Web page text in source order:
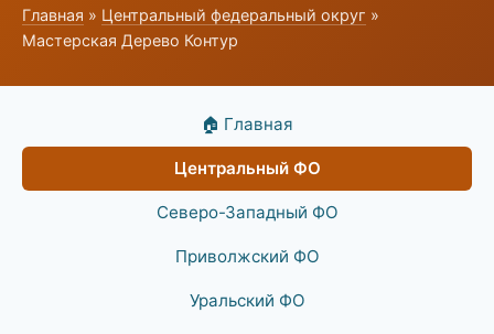
Главная » Центральный федеральный округ »
Мастерская Дерево Контур
🏠 Главная
Центральный ФО
Северо-Западный ФО
Приволжский ФО
Уральский ФО